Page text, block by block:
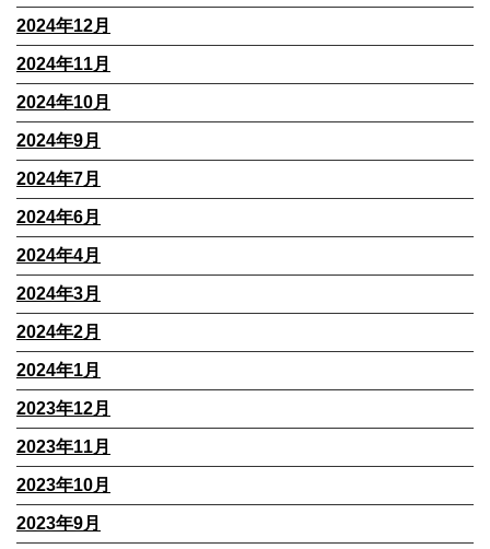
2024年12月
2024年11月
2024年10月
2024年9月
2024年7月
2024年6月
2024年4月
2024年3月
2024年2月
2024年1月
2023年12月
2023年11月
2023年10月
2023年9月